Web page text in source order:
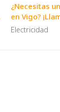
¿Necesitas
en Vigo?
Electricidad